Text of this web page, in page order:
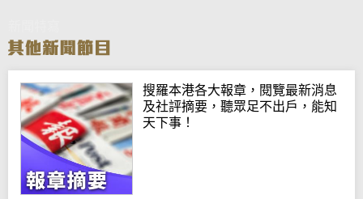
搜羅本港各大報章，閱覽最新消息
及社評摘要，聽眾足不出戶，能知
天下事！